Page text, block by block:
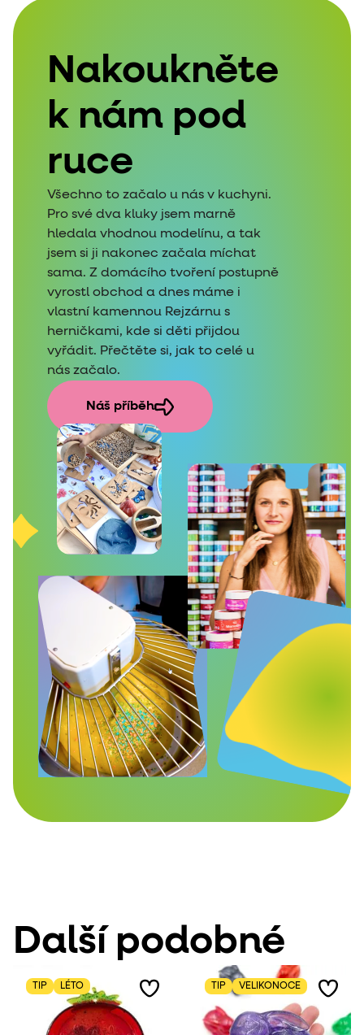
Nakoukněte
k nám pod
ruce
Všechno to začalo u nás v kuchyni.
Pro své dva kluky jsem marně
hledala vhodnou modelínu, a tak
jsem si ji nakonec začala míchat
sama. Z domácího tvoření postupně
vyrostl obchod a dnes máme i
vlastní kamennou Rejzárnu s
herničkami, kde si děti přijdou
vyřádit. Přečtěte si, jak to celé u
nás začalo.
Náš příběh
Další podobné
TIP LÉTO TIP VELIKONOCE